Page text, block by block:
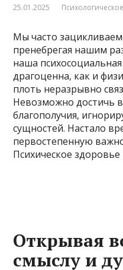
25.01.2025
Мы часто
пренебрегая нашим
наша
драгоценна, как и
плоть неразрывно
Невозможно достичь
благополучия,
сущностей. Настало
первостепенную
Психическое
Открывая
смыслу и